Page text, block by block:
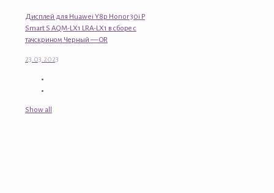
Дисплей для Huawei Y8p Honor 30i P
Smart S AQM-LX1 LRA-LX1 в сборе с
тачскрином Черный — OR
23.03.2023
Show all